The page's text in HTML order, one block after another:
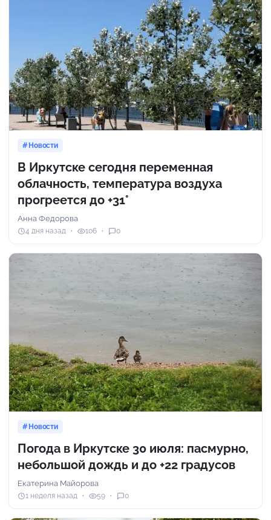
Новости
В Иркутске сегодня переменная
облачность, температура воздуха
прогреется до +31°
Анна Федорова
4 дня назад 106 0
Новости
Погода в Иркутске 30 июля: пасмурно,
небольшой дождь и до +22 градусов
Екатерина Майорова
1 неделя назад 59 0